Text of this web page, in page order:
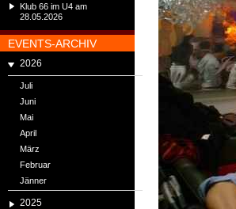
Klub 66 im U4 am
28.05.2026
EVENTS-ARCHIV
2026
Juli
Juni
Mai
April
März
Februar
Jänner
2025